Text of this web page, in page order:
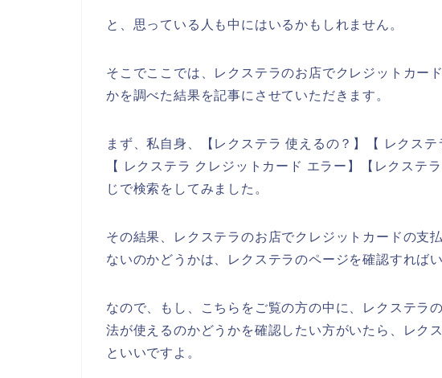
と、思っている人も中にはいるかもしれません。
そこでここでは、レクステラのお店でクレジットカー
かを調べた結果を記事にさせていただきます。
まず、私自身、【レクステラ 使えるの？】【 レクス
【 レクステラ クレジットカード エラー】【レクス
じで検索をしてみました。
その結果、レクステラのお店でクレジットカードの支
ないのかどうかは、レクステラのページを確認すれば
なので、もし、こちらをご覧の方の中に、レクステラ
法が使えるのかどうかを確認したい方がいたら、レク
といいですよ。